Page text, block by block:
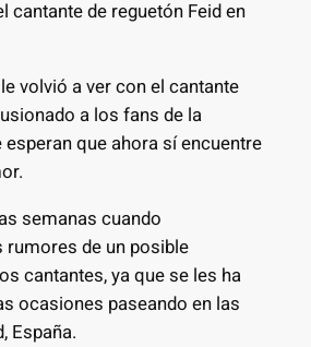
cantante de reguetón Feid en
le volvió a ver con el cantante
a los fans de la
que ahora sí encuentre
semanas cuando
de un posible
cantantes, ya que se les ha
ocasiones paseando en las
España.